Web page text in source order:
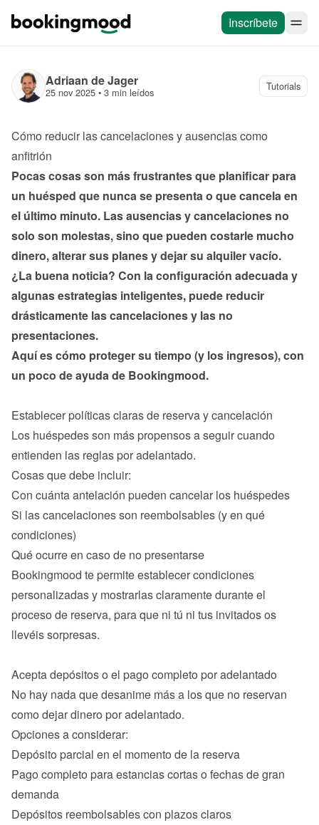
Inscríbete
Adriaan de Jager
25 nov 2025 • 3 min leídos Tutorials
Cómo reducir las cancelaciones y ausencias como
anfitrión
Pocas cosas son más frustrantes que planificar para
un huésped que nunca se presenta o que cancela en
el último minuto. Las ausencias y cancelaciones no
solo son molestas, sino que pueden costarle mucho
dinero, alterar sus planes y dejar su alquiler vacío.
¿La buena noticia? Con la configuración adecuada y
algunas estrategias inteligentes, puede reducir
drásticamente las cancelaciones y las no
Aquí es cómo proteger su tiempo (y los ingresos), con
un poco de ayuda de Bookingmood.
Los huéspedes son más propensos a seguir cuando
entienden las reglas por adelantado.
Con cuánta antelación pueden cancelar los huéspedes
Si las cancelaciones son reembolsables (y en qué
condiciones)
Qué ocurre en caso de no presentarse
Bookingmood te permite establecer condiciones
personalizadas y mostrarlas claramente durante el
proceso de reserva, para que ni tú ni tus invitados os
llevéis sorpresas.
No hay nada que desanime más a los que no reservan
como dejar dinero por adelantado.
Depósito parcial en el momento de la reserva
Pago completo para estancias cortas o fechas de gran
demanda
Depósitos reembolsables con plazos claros